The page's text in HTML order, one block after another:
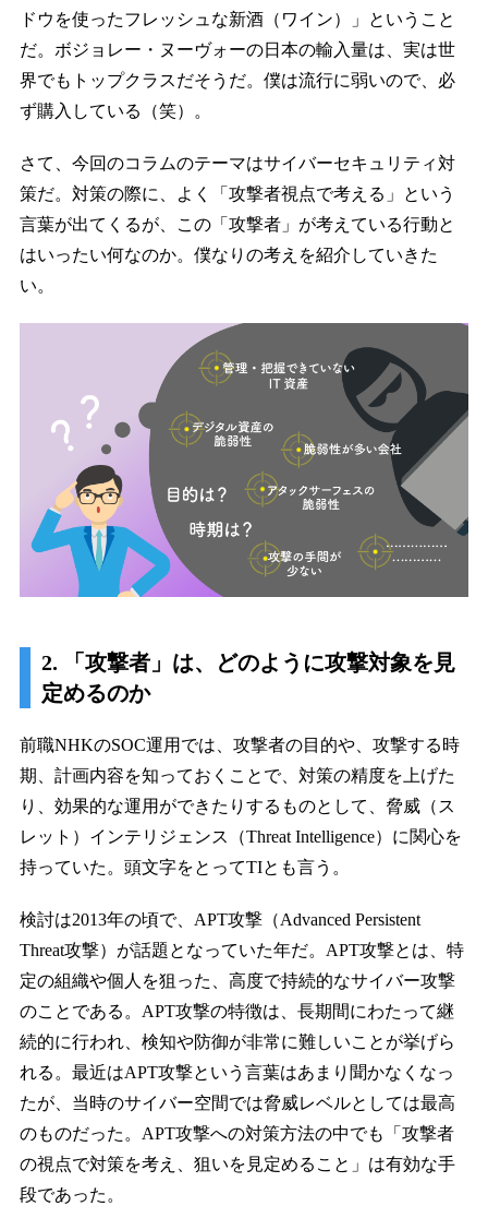
ドウを使ったフレッシュな新酒（ワイン）」ということ
だ。ボジョレー・ヌーヴォーの日本の輸入量は、実は世
界でもトップクラスだそうだ。僕は流行に弱いので、必
ず購入している（笑）。
さて、今回のコラムのテーマはサイバーセキュリティ対
策だ。対策の際に、よく「攻撃者視点で考える」という
言葉が出てくるが、この「攻撃者」が考えている行動と
はいったい何なのか。僕なりの考えを紹介していきた
い。
2. 「攻撃者」は、どのように攻撃対象を見
定めるのか
前職NHKのSOC運用では、攻撃者の目的や、攻撃する時
期、計画内容を知っておくことで、対策の精度を上げた
り、効果的な運用ができたりするものとして、脅威（ス
レット）インテリジェンス（Threat Intelligence）に関心を
持っていた。頭文字をとってTIとも言う。
検討は2013年の頃で、APT攻撃（Advanced Persistent
Threat攻撃）が話題となっていた年だ。APT攻撃とは、特
定の組織や個人を狙った、高度で持続的なサイバー攻撃
のことである。APT攻撃の特徴は、長期間にわたって継
続的に行われ、検知や防御が非常に難しいことが挙げら
れる。最近はAPT攻撃という言葉はあまり聞かなくなっ
たが、当時のサイバー空間では脅威レベルとしては最高
のものだった。APT攻撃への対策方法の中でも「攻撃者
の視点で対策を考え、狙いを見定めること」は有効な手
段であった。